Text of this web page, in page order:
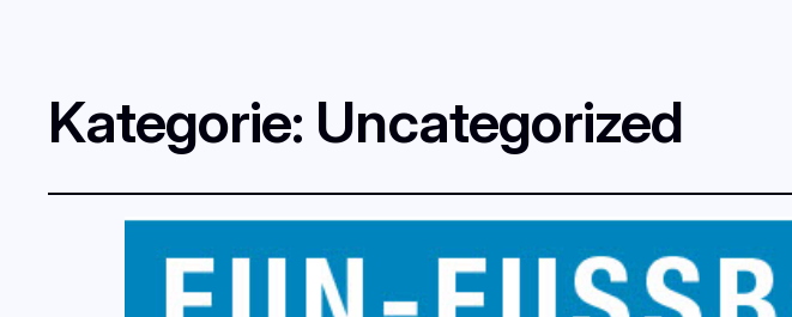
Kategorie: Uncategorized